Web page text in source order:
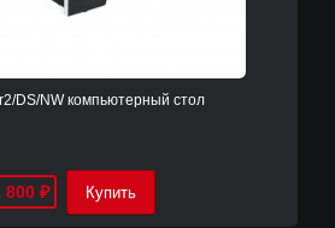
DS/NW компьютерный cтол
800 ₽